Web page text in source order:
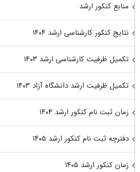
منابع کنکور ارشد
نتایج کنکور کارشناسی ارشد ۱۴۰۴
تکمیل ظرفیت کارشناسی ارشد ۱۴۰۳
تکمیل ظرفیت ارشد دانشگاه آزاد ۱۴۰۳
زمان ثبت نام کنکور ارشد ۱۴۰۴
دفترچه ثبت نام کنکور ارشد ۱۴۰۵
زمان کنکور ارشد ۱۴۰۵